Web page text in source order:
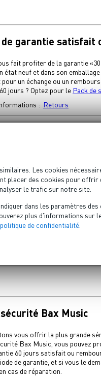
Les cookies
placer des cookies pour
le trafic sur notre site.
dans les paramètres
plus d'informations sur
politique de confidentialité.
garantie satisfait
fait profiter de la garantie
état neuf et dans son
un échange ou un
jours ? Optez pour le Pack de
: Retours
légale, Bax Music a
Néanmoins, nous offrons 3
de sécurité Bax Music, vous
: Garantie
de notre magasin,
spécialistes passionnés de
notre service client est à votre
Bax Music
vous offrir la plus grande
Bax Music, vous pouvez
60 jours satisfait ou
de garantie, et si vous le
cas de réparation.